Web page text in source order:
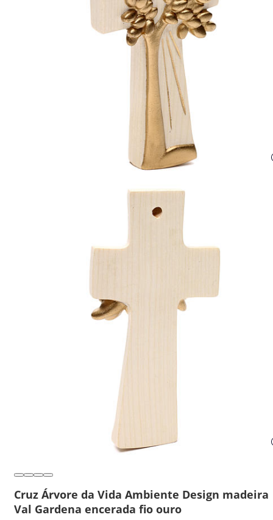
Cruz Árvore da Vida Ambiente Design madeira
Val Gardena encerada fio ouro